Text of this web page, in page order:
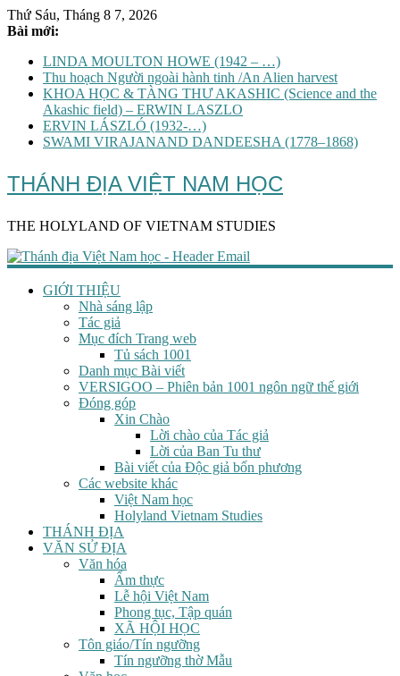
Thứ Sáu, Tháng 8 7, 2026
Bài mới:
LINDA MOULTON HOWE (1942 – …)
Thu hoạch Người ngoài hành tinh /An Alien harvest
KHOA HỌC & TÀNG THƯ AKASHIC (Science and the
Akashic field) – ERWIN LASZLO
ERVIN LÁSZLÓ (1932-…)
SWAMI VIRAJANAND DANDEESHA (1778–1868)
THÁNH ĐỊA VIỆT NAM HỌC
THE HOLYLAND OF VIETNAM STUDIES
GIỚI THIỆU
Nhà sáng lập
Tác giả
Mục đích Trang web
Tủ sách 1001
Danh mục Bài viết
VERSIGOO – Phiên bản 1001 ngôn ngữ thế giới
Đóng góp
Xin Chào
Lời chào của Tác giả
Lời của Ban Tu thư
Bài viết của Độc giả bốn phương
Các website khác
Việt Nam học
Holyland Vietnam Studies
THÁNH ĐỊA
VĂN SỬ ĐỊA
Văn hóa
Ẩm thực
Lễ hội Việt Nam
Phong tục, Tập quán
XÃ HỘI HỌC
Tôn giáo/Tín ngưỡng
Tín ngưỡng thờ Mẫu